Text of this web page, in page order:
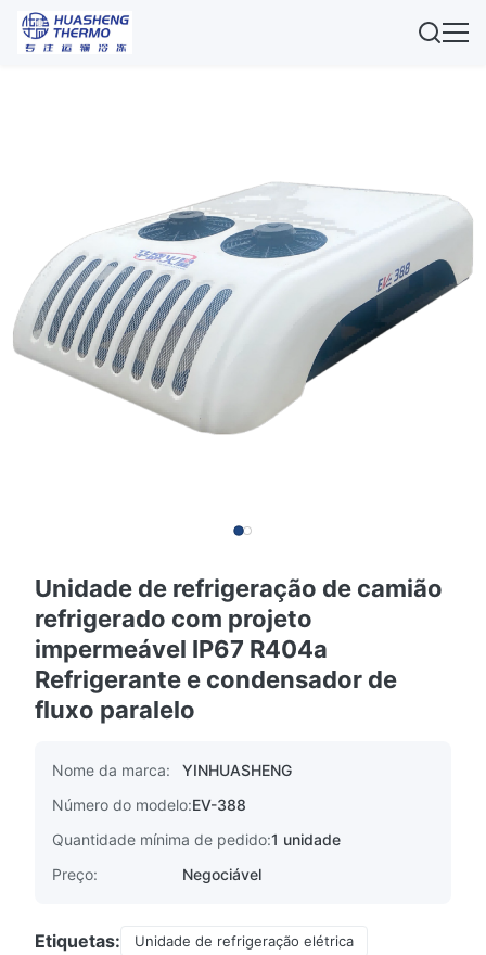
Unidade de refrigeração de camião
refrigerado com projeto
impermeável IP67 R404a
Refrigerante e condensador de
fluxo paralelo
Nome da marca:
YINHUASHENG
Número do modelo:EV-388
Quantidade mínima de pedido:1 unidade
Preço:
Negociável
Etiquetas:
Unidade de refrigeração elétrica